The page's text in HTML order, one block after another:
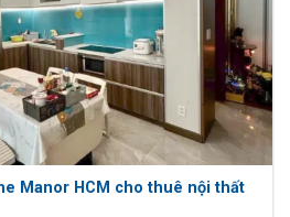
Manor HCM cho thuê nội thất